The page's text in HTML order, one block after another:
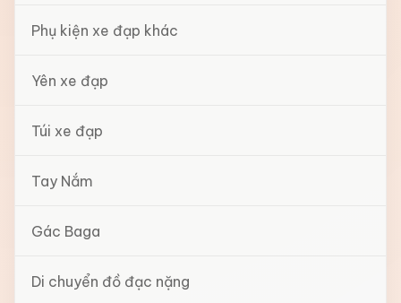
Phụ kiện xe đạp khác
Yên xe đạp
Túi xe đạp
Tay Nắm
Gác Baga
Di chuyển đồ đạc nặng